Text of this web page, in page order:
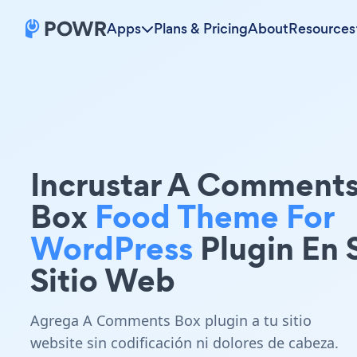
Apps Plans & PricingAboutResources
Incrustar A
Box Food Theme For
WordPress Plugin En
Sitio Web
Agrega A Comments Box plugin a tu sitio
website sin codificación ni dolores de cabeza.